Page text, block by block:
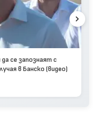
се запознаят с
в Банско (видео)